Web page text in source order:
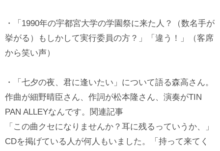
・「1990年の宇都宮大学の学園祭に来た人？（数名手が
挙がる）もしかして実行委員の方？」「違う！」（客席
から笑い声）
・「七夕の夜、君に逢いたい」について語る森高さん。
作曲が細野晴臣さん、作詞が松本隆さん、演奏がTIN
PAN ALLEYなんです。関連記事
「この曲クセになりませんか？耳に残るっていうか、」
CDを掲げている人が何人もいました。「持って来てく